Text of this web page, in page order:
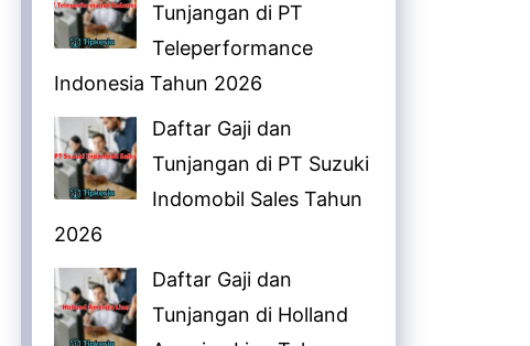
Tunjangan di PT
Teleperformance
Indonesia Tahun 2026
Daftar Gaji dan
Tunjangan di PT Suzuki
Indomobil Sales Tahun
2026
Daftar Gaji dan
Tunjangan di Holland